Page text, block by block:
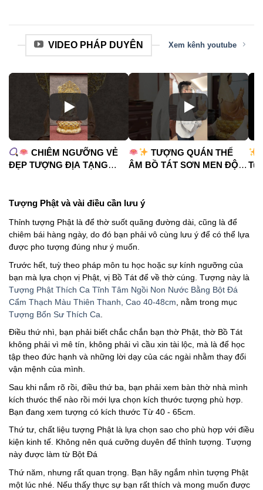
VIDEO PHÁP DUYÊN Xem kênh youtube
CHIÊM NGƯỠNG VẺ
ĐẸP TƯỢNG ĐỊA TẠNG
#tuongphat
TƯỢNG QUÁN THẾ
ÂM BỒ TÁT SƠN MEN ĐỘ
#nammoquantheambotat
Tượng Phật và vài điều cần lưu ý
Thỉnh tượng Phật là để thờ suốt quãng đường dài, cũng là để
chiêm bái hàng ngày, do đó bạn phải vô cùng lưu ý để có thể lựa
được pho tượng đúng như ý muốn.
Trước hết, tuỳ theo pháp môn tu học hoặc sự kính ngưỡng của
bạn mà lựa chọn vị Phật, vị Bồ Tát để về thờ cúng. Tượng này là
Tượng Phật Thích Ca Tĩnh Tâm Ngồi Non Nước Bằng Bột Đá
Cẩm Thạch Màu Thiên Thanh, Cao 40-48cm , nằm trong mục
Tượng Bổn Sư Thích Ca
Điều thứ nhì, bạn phải biết chắc chắn bạn thờ Phật, thờ Bồ Tát
không phải vì mê tín, không phải vì cầu xin tài lộc, mà là để học
tập theo đức hạnh và những lời dạy của các ngài nhằm thay đổi
vận mệnh của mình.
Sau khi nắm rõ rồi, điều thứ ba, bạn phải xem bàn thờ nhà mình
kích thưóc thế nào rồi mới lựa chọn kích thước tượng phù hợp.
Bạn đang xem tượng có kích thước Từ 40 - 65cm.
Thứ tư, chất liệu tượng Phật là lựa chọn sao cho phù hợp với điều
kiện kinh tế. Không nên quá cưỡng duyên để thỉnh tượng. Tượng
này được làm từ Bột Đá
Thứ năm, nhưng rất quan trọng. Bạn hãy ngắm nhìn tượng Phật
một lúc nhé. Nếu thấy thực sự bạn rất thích và mong muốn được